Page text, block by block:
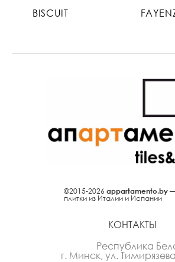
BISCUIT
©2015-2026 appartamento.by
плитки из Италии и Испании
КОНТАКТЫ
Республика
г. Минск, ул.